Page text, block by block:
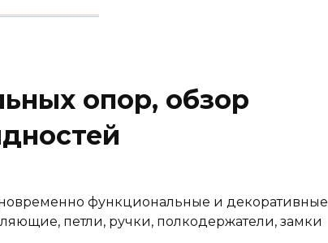
опор, обзор
функциональные и декоративные
петли, ручки, полкодержатели, замки